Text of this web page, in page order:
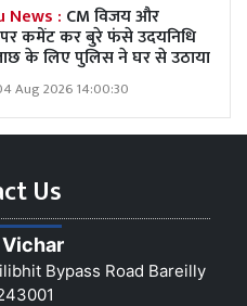
News : CM विजय और
पर कमेंट कर बुरे फंसे उदयनिधि
के लिए पुलिस ने घर से उठाया
Aug 2026 14:00:30
Us
Bypass Road Bareilly